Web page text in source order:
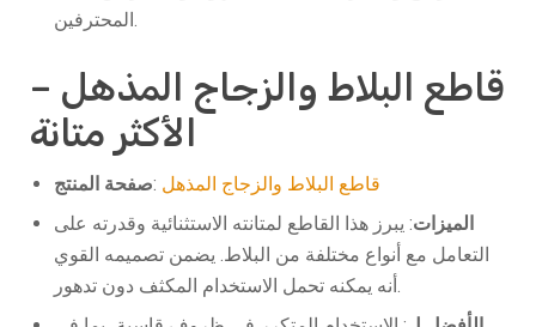
قاطع البلاط والزجاج المذهل –
الأكثر متانة
صفحة المنتج: قاطع البلاط والزجاج المذهل
الميزات: يبرز هذا القاطع لمتانته الاستثنائية وقدرته على
التعامل مع أنواع مختلفة من البلاط. يضمن تصميمه القوي